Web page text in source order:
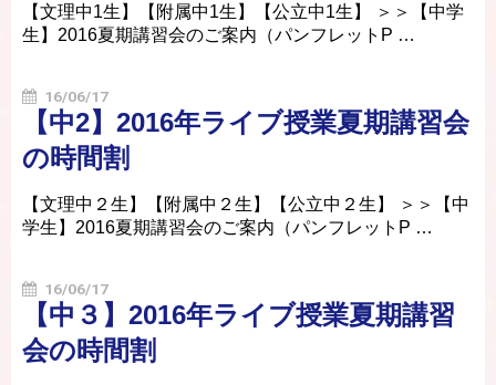
【文理中1生】【附属中1生】【公立中1生】 ＞＞【中学
生】2016夏期講習会のご案内（パンフレットP …
16/06/17
【中2】2016年ライブ授業夏期講習会
の時間割
【文理中２生】【附属中２生】【公立中２生】 ＞＞【中
学生】2016夏期講習会のご案内（パンフレットP …
16/06/17
【中３】2016年ライブ授業夏期講習
会の時間割